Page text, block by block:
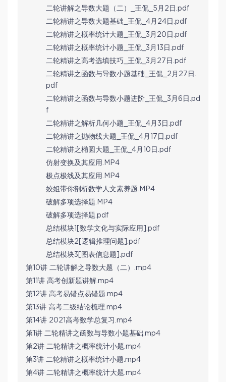
二轮讲解之导数大题（二）_王侃_5月2日.pdf
二轮精讲之导数大题基础_王侃_4月24日.pdf
二轮精讲之概率统计大题_王侃_3月20日.pdf
二轮精讲之概率统计小题_王侃_3月13日.pdf
二轮精讲之高考选填技巧_王侃_3月27日.pdf
二轮精讲之函数与导数小题基础_王侃_2月27日.
pdf
二轮精讲之函数与导数小题进阶_王侃_3月6日.pd
f
二轮精讲之解析几何小题_王侃_4月3日.pdf
二轮精讲之抛物线大题_王侃_4月17日.pdf
二轮精讲之椭圆大题_王侃_4月10日.pdf
仿射变换及其应用.MP4
极点极线及其应用.MP4
姣姐带你剖析数学人文素养题.MP4
破解多项选择题.MP4
破解多项选择题.pdf
总结模块1[数学文化与实际应用].pdf
总结模块2[逻辑推理问题].pdf
总结模块3[图表信息题].pdf
第10讲 二轮讲解之导数大题（二）.mp4
第11讲 高考创新题讲解.mp4
第12讲 高考易错点易错题.mp4
第13讲 高考二级结论梳理.mp4
第14讲 2021高考数学总复习.mp4
第1讲 二轮精讲之函数与导数小题基础.mp4
第2讲 二轮精讲之概率统计小题.mp4
第3讲 二轮精讲之概率统计小题.mp4
第4讲 二轮精讲之概率统计大题.mp4